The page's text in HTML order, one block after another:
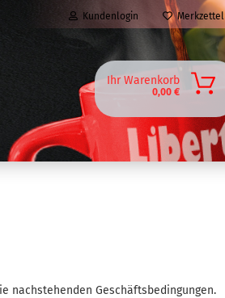
Kundenlogin Merkzettel
Ihr Warenkorb
0,00 €
nachstehenden Geschäftsbedingungen.